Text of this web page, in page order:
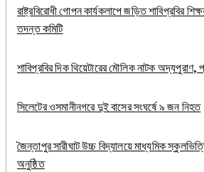
রাষ্ট্রবিরোধী গোপন কার্যকলাপে জড়িত শাবিপ্রবির
তদন্ত কমিটি
শাবিপ্রবির দিক থিয়েটারের মৌলিক নাটক
সিলেটের ওসমানীনগরে দুই বাসের সংঘর্ষে ৯ জন নিহত
জৈন্তাপুর সারীঘাট উচ্চ বিদ্যালয়ে মাধ্যমিক
অনুষ্ঠিত